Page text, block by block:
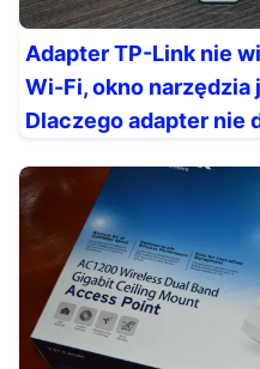
Adapter TP-Link nie
Wi-Fi, okno
Dlaczego adapter nie